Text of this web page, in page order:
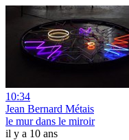
10:34
Jean Bernard Métais
le mur dans le miroir
il y a 10 ans